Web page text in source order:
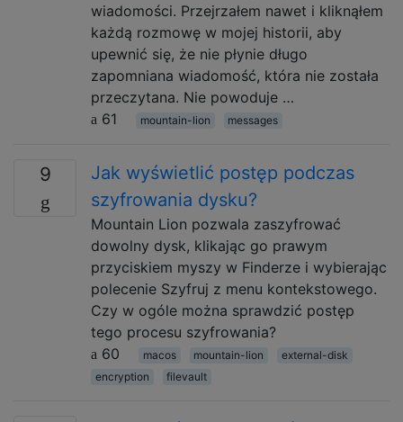
wiadomości. Przejrzałem nawet i kliknąłem
każdą rozmowę w mojej historii, aby
upewnić się, że nie płynie długo
zapomniana wiadomość, która nie została
przeczytana. Nie powoduje …
61
mountain-lion messages
9
Jak wyświetlić postęp podczas
szyfrowania dysku?
Mountain Lion pozwala zaszyfrować
dowolny dysk, klikając go prawym
przyciskiem myszy w Finderze i wybierając
polecenie Szyfruj z menu kontekstowego.
Czy w ogóle można sprawdzić postęp
tego procesu szyfrowania?
60
macos mountain-lion
external-disk
encryption
filevault